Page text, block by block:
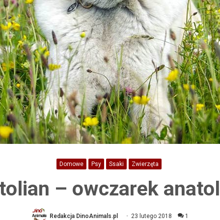
Domowe Psy Ssaki Zwierzęta
– owczarek
Redakcja DinoAnimals.pl 23 lutego 2018 1